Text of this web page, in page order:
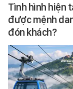
Tình hình hiện
được mệnh
đón khách?